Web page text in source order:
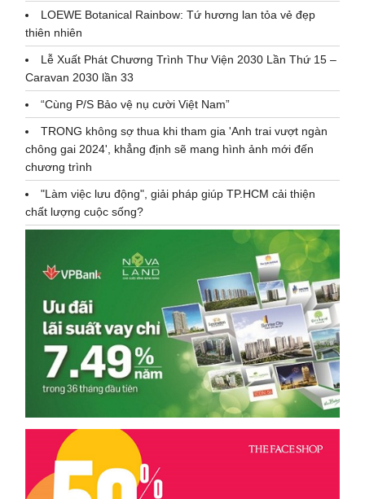
LOEWE Botanical Rainbow: Tứ hương lan tỏa vẻ đẹp
thiên nhiên
Lễ Xuất Phát Chương Trình Thư Viện 2030 Lần Thứ 15 –
Caravan 2030 lần 33
“Cùng P/S Bảo vệ nụ cười Việt Nam”
TRONG không sợ thua khi tham gia 'Anh trai vượt ngàn
chông gai 2024', khẳng định sẽ mang hình ảnh mới đến
chương trình
"Làm việc lưu động", giải pháp giúp TP.HCM cải thiện
chất lượng cuộc sống?